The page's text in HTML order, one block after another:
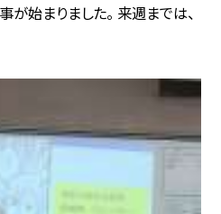
始まりました。 来週までは、